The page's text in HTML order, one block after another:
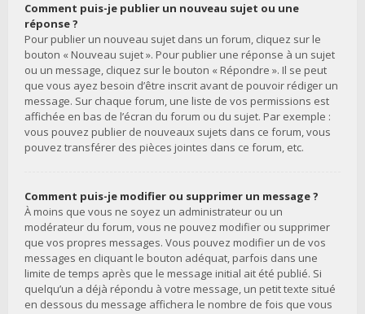
Comment puis-je publier un nouveau sujet ou une
réponse ?
Pour publier un nouveau sujet dans un forum, cliquez sur le
bouton « Nouveau sujet ». Pour publier une réponse à un sujet
ou un message, cliquez sur le bouton « Répondre ». Il se peut
que vous ayez besoin d’être inscrit avant de pouvoir rédiger un
message. Sur chaque forum, une liste de vos permissions est
affichée en bas de l’écran du forum ou du sujet. Par exemple :
vous pouvez publier de nouveaux sujets dans ce forum, vous
pouvez transférer des pièces jointes dans ce forum, etc.
Comment puis-je modifier ou supprimer un message ?
À moins que vous ne soyez un administrateur ou un
modérateur du forum, vous ne pouvez modifier ou supprimer
que vos propres messages. Vous pouvez modifier un de vos
messages en cliquant le bouton adéquat, parfois dans une
limite de temps après que le message initial ait été publié. Si
quelqu’un a déjà répondu à votre message, un petit texte situé
en dessous du message affichera le nombre de fois que vous